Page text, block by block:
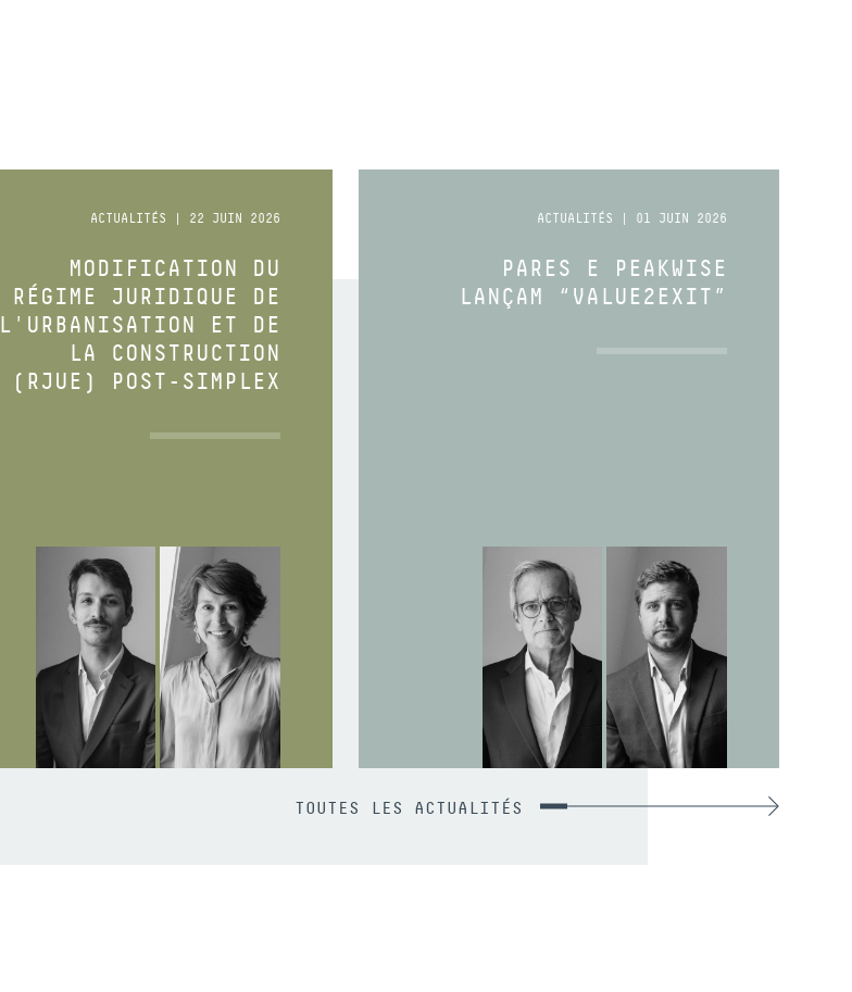
ACTUALITÉS | 22 JUIN 2026
MODIFICATION DU
RÉGIME JURIDIQUE DE
L'URBANISATION ET DE
LA CONSTRUCTION
(RJUE) POST-SIMPLEX
ACTUALITÉS | 01 JUIN 2026
PARES E PEAKWISE
LANÇAM “VALUE2EXIT”
TOUTES LES ACTUALITÉS